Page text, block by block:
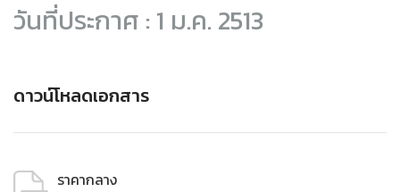
วันที่ประกาศ : 1 ม.ค. 2513
ดาวน์โหลดเอกสาร
ราคากลาง